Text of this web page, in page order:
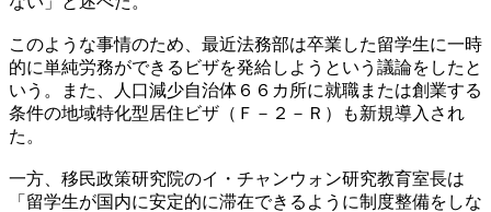
このような事情のため、最近法務部は卒業した留学生に一時
的に単純労務ができるビザを発給しようという議論をしたと
いう。また、人口減少自治体６６カ所に就職または創業する
条件の地域特化型居住ビザ（Ｆ－２－Ｒ）も新規導入され
た。
一方、移民政策研究院のイ・チャンウォン研究教育室長は
「留学生が国内に安定的に滞在できるように制度整備をしな